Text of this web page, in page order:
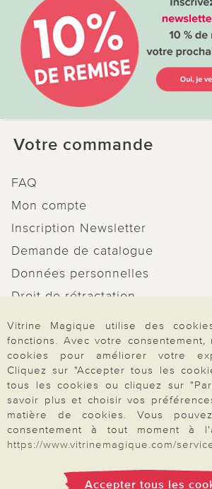
Votre commande
FAQ
Mon compte
Inscription Newsletter
Demande de catalogue
Données personnelles
Droit de rétractation
Rétractation
Paiement & Livraison
À propos de nous
Vitrine Magique utilise des
fonctions. Avec votre consentement,
cookies pour améliorer votre
Cliquez sur "Accepter tous les
tous les cookies ou cliquez sur
savoir plus et choisir vos
matière de cookies. Vous
consentement à tout moment à
https://www.vitrinemagique.com/
Accepter tous les